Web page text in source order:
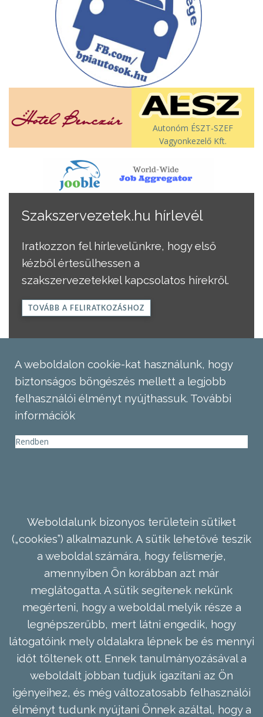
Autonóm ÉSZT-SZEF
Vagyonkezelő Kft.
Szakszervezetek.hu hírlevél
Iratkozzon fel hírlevelünkre, hogy első
kézből értesülhessen a
szakszervezetekkel kapcsolatos hírekről.
TOVÁBB A FELIRATKOZÁSHOZ
A weboldalon cookie-kat használunk, hogy
biztonságos böngészés mellett a legjobb
felhasználói élményt nyújthassuk. További
információk
Rendben
Weboldalunk bizonyos területein sütiket
(„cookies”) alkalmazunk. A sütik lehetővé teszik
a weboldal számára, hogy felismerje,
amennyiben Ön korábban azt már
meglátogatta. A sütik segítenek nekünk
megérteni, hogy a weboldal melyik része a
legnépszerűbb, mert látni engedik, hogy
látogatóink mely oldalakra lépnek be és mennyi
időt töltenek ott. Ennek tanulmányozásával a
weboldalt jobban tudjuk igazítani az Ön
igényeihez, és még változatosabb felhasználói
élményt tudunk nyújtani Önnek azáltal, hogy a